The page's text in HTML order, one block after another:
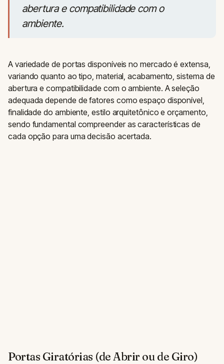
abertura e compatibilidade com o
ambiente.
A variedade de portas disponíveis no mercado é extensa,
variando quanto ao tipo, material, acabamento, sistema de
abertura e compatibilidade com o ambiente. A seleção
adequada depende de fatores como espaço disponível,
finalidade do ambiente, estilo arquitetônico e orçamento,
sendo fundamental compreender as características de
cada opção para uma decisão acertada.
Portas Giratórias (de Abrir ou de Giro)